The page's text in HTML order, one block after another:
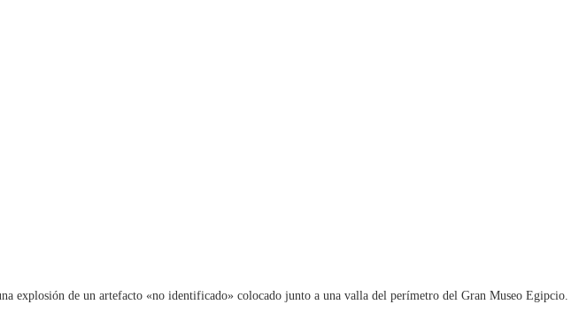
explosión de un artefacto «no identificado» colocado junto a una valla del perímetro del Gran Museo Egipcio.